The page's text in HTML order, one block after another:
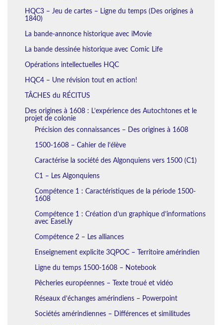
HQC3 – Jeu de cartes – Ligne du temps (Des origines à
1840)
La bande-annonce historique avec iMovie
La bande dessinée historique avec Comic Life
Opérations intellectuelles HQC
HQC4 – Une révision tout en action!
TÂCHES du RÉCITUS
Des origines à 1608 : L’expérience des Autochtones et le
projet de colonie
Précision des connaissances – Des origines à 1608
1500-1608 – Cahier de l’élève
Caractérise la société des Algonquiens vers 1500 (C1)
C1 – Les Algonquiens
Compétence 1 : Caractéristiques de la période 1500-
1608
Compétence 1 : Création d’un graphique d’informations
avec Easel.ly
Compétence 2 – Les alliances
Enseignement explicite 3QPOC – Territoire amérindien
Ligne du temps 1500-1608 – Notebook
Pêcheries européennes – Texte troué et vidéo
Réseaux d’échanges amérindiens – Powerpoint
Sociétés amérindiennes – Différences et similitudes